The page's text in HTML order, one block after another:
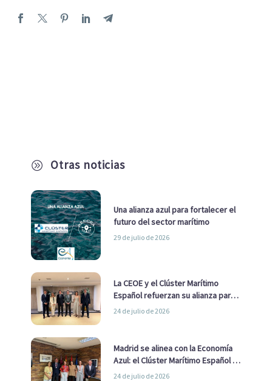
A Otras noticias
Una alianza azul para fortalecer el
futuro del sector marítimo
29 de julio de 2026
La CEOE y el Clúster Marítimo
Español refuerzan su alianza para
impulsar una estrategia Nacional
24 de julio de 2026
Madrid se alinea con la Economía
Azul: el Clúster Marítimo Español y
la Real Liga Naval avanzan alianzas
24 de julio de 2026